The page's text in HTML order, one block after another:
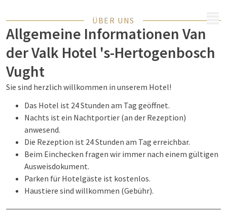
ÜBER UNS
Allgemeine Informationen Van
der Valk Hotel 's-Hertogenbosch
Vught
Sie sind herzlich willkommen in unserem Hotel!
Das Hotel ist 24 Stunden am Tag geöffnet.
Nachts ist ein Nachtportier (an der Rezeption)
anwesend.
Die Rezeption ist 24 Stunden am Tag erreichbar.
Beim Einchecken fragen wir immer nach einem gültigen
Ausweisdokument.
Parken für Hotelgäste ist kostenlos.
Haustiere sind willkommen (Gebühr).